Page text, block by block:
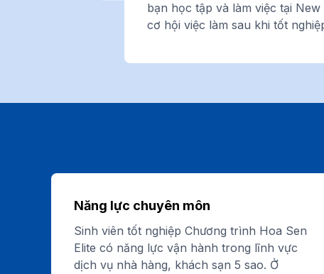
bạn học tập và làm việc tại New
cơ hội việc làm sau khi tốt
Năng lực chuyên môn
Sinh viên tốt nghiệp Chương trình Hoa Sen
Elite có năng lực vận hành trong lĩnh vực
dịch vụ nhà hàng, khách sạn 5 sao. Ở